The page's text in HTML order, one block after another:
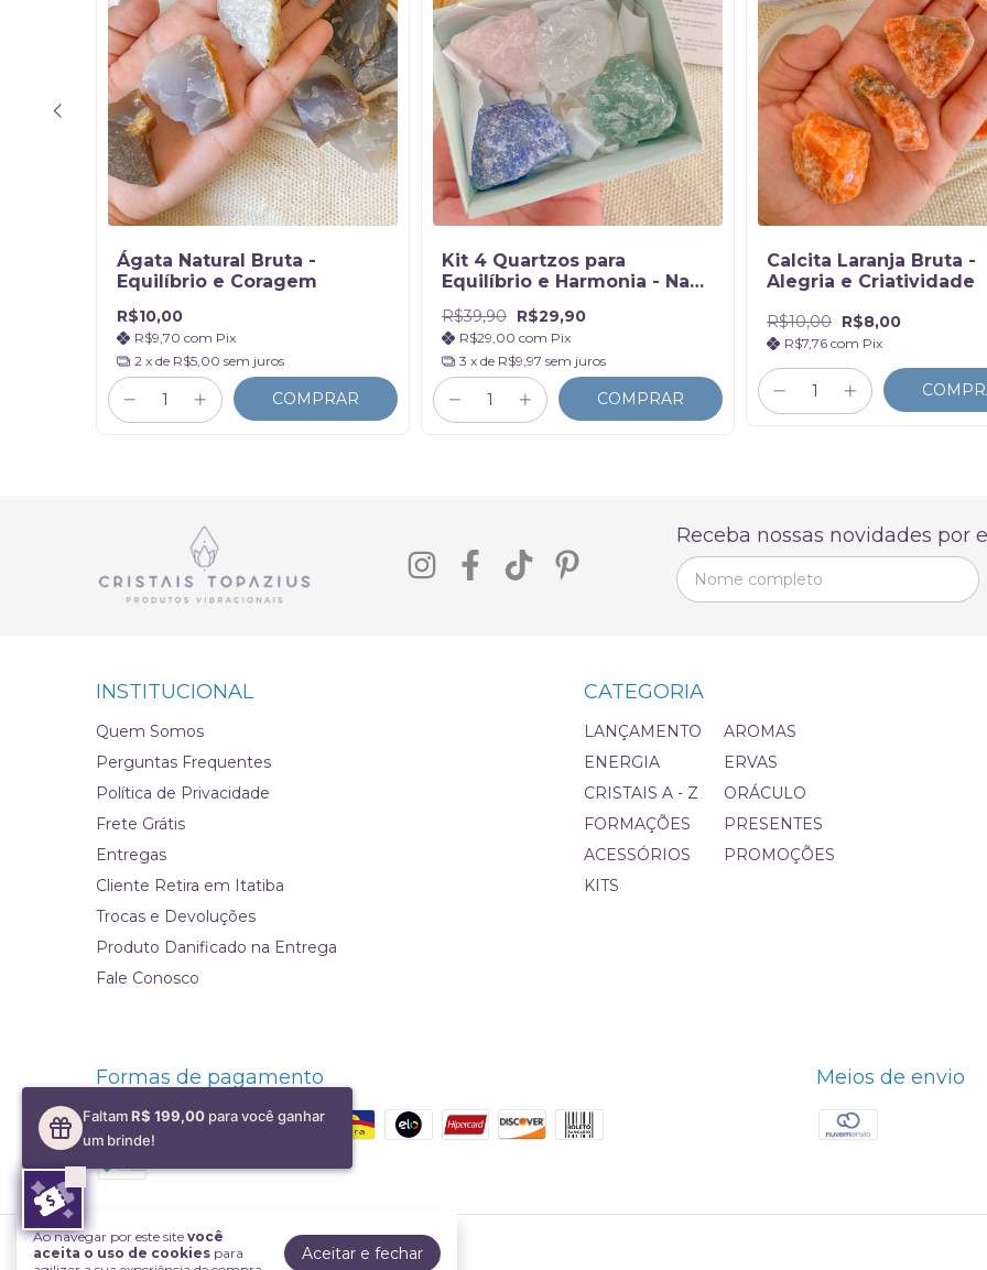
FaltamR$ 199,00 para você ganhar
um brinde!
Ao navegar por este site você
aceita o uso de cookies para
Aceitar e fechar
Ágata Natural Bruta -
Equilíbrio e Coragem
R$10,00
R$9,70 com Pix
2 x de R$5,00 sem juros
COMPRAR
Kit 4 Quartzos para
Equilíbrio e Harmonia - Na
Caixinha
R$39,90 R$29,90
R$29,00 com Pix
3 x de R$9,97 sem juros
COMPRAR
Calcita Laranja Bruta -
Alegria e Criatividade
R$10,00 R$8,00
R$7,76 com Pix
Receba nossas novidades por
INSTITUCIONAL
Quem Somos
Perguntas Frequentes
Política de Privacidade
Frete Grátis
Entregas
Cliente Retira em Itatiba
Trocas e Devoluções
Produto Danificado na Entrega
Fale Conosco
CATEGORIA
LANÇAMENTO
ENERGIA
CRISTAIS A - Z
FORMAÇÕES
ACESSÓRIOS
KITS
AROMAS
ERVAS
ORÁCULO
PRESENTES
PROMOÇÕES
Formas de pagamento Meios de envio
Cristais Topázius